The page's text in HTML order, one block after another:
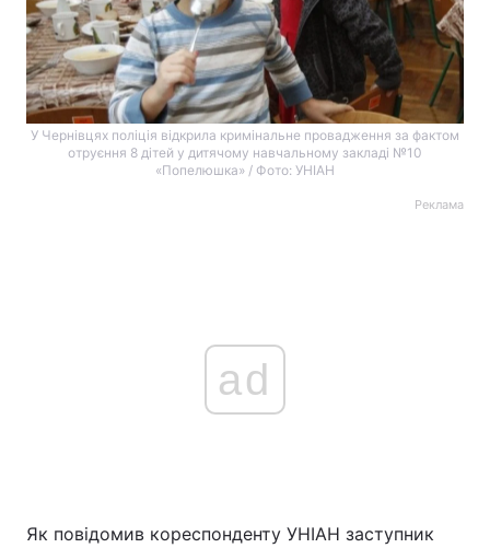
У Чернівцях поліція відкрила кримінальне провадження за фактом
отруєння 8 дітей у дитячому навчальному закладі №10
«Попелюшка» / Фото: УНІАН
Реклама
ad
Як повідомив кореспонденту УНІАН заступник